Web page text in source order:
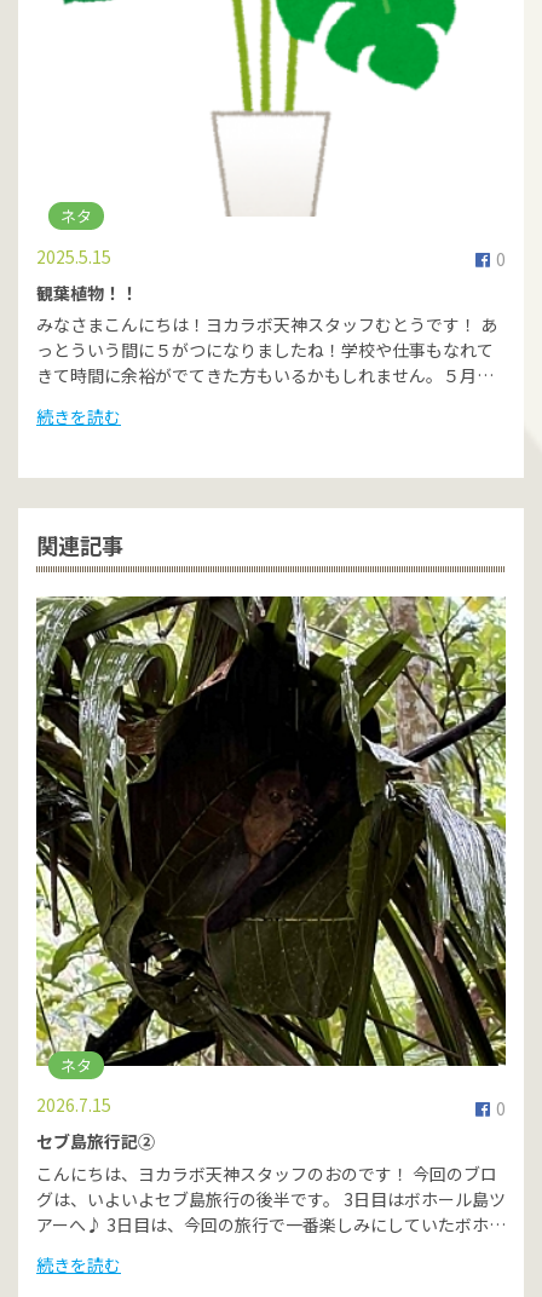
ネタ
0
2025.5.15
観葉植物！！
みなさまこんにちは！ヨカラボ天神スタッフむとうです！ あ
っとういう間に５がつになりましたね！学校や仕事もなれて
きて時間に余裕がでてきた方もいるかもしれません。５月…
続きを読む
関連記事
ネタ
0
2026.7.15
セブ島旅行記②
こんにちは、ヨカラボ天神スタッフのおのです！ 今回のブロ
グは、いよいよセブ島旅行の後半です。 3日目はボホール島ツ
アーへ♪ 3日目は、今回の旅行で一番楽しみにしていたボホ…
続きを読む